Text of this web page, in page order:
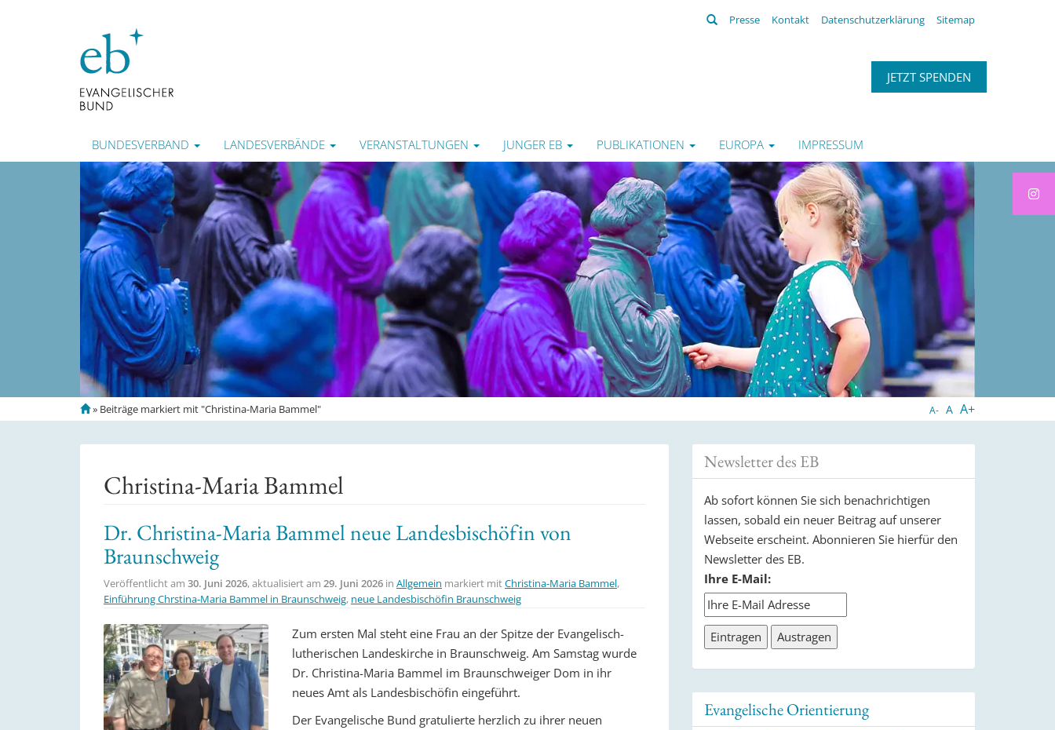
Suchen
Presse Kontakt Datenschutzerklärung Sitemap
JETZT SPENDEN
BUNDESVERBAND LANDESVERBÄNDE VERANSTALTUNGEN JUNGER EB PUBLIKATIONEN EUROPA IMPRESSUM
S
t
» Beiträge markiert mit "Christina-Maria Bammel" A- A A+
Christina-Maria Bammel
Dr. Christina-Maria Bammel neue Landesbischöfin von
Braunschweig
Veröffentlicht am 30. Juni 2026, aktualisiert am 29. Juni 2026 in Allgemein markiert mitChristina-Maria Bammel,
Einführung Chrstina-Maria Bammel in Braunschweig, neue Landesbischöfin Braunschweig
Zum ersten Mal steht eine Frau an der Spitze der Evangelisch-
lutherischen Landeskirche in Braunschweig. Am Samstag wurde
Dr. Christina-Maria Bammel im Braunschweiger Dom in ihr
neues Amt als Landesbischöfin eingeführt.
Der Evangelische Bund gratulierte herzlich zu ihrer neuen
Newsletter des EB
Ab sofort können Sie sich benachrichtigen
lassen, sobald ein neuer Beitrag auf unserer
Webseite erscheint. Abonnieren Sie hierfür den
Newsletter des EB.
Ihre E-Mail:
Evangelische Orientierung